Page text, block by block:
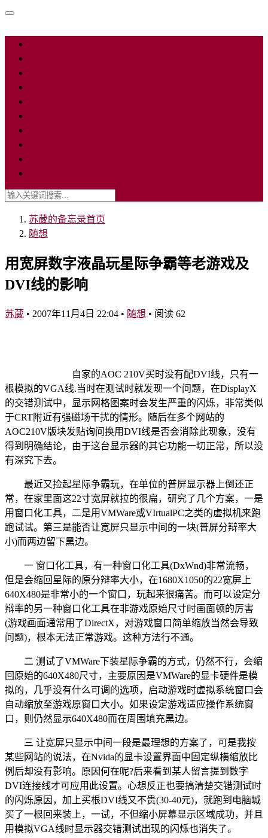
苏葳的备忘录首页
随想
用宽屏数字液晶玩星际争霸等老游戏及
DVI线的影响
苏葳 • 2007年11月4日 22:04 • 随想 • 阅读 62
自家的AOC 210V买时没有配DVI线，只有一
根模拟的VGA线.当时在测试时就发现一个问题，在DisplayX
的交错测试中，显示网格图案时会发生严重的闪烁，非常类似
于CRT附近有强磁场干扰的情形。随后在多个网站的
AOC210V版块发贴询问换用DVI线是否会消除此现象，没有
得到明确结论，由于这台显示器的其它功能一切正常，所以没
有深究下去。
最近又捡起星际争霸玩，在单位的普屏显示器上倒还正
常，在家里面这22寸宽屏就拉的很扁，研究了几个方案，一是
用窗口化工具，二是用VMWare或VIrtualPC之类的虚拟机来跑
跑试试。第三是能否让宽屏只显示中间的一块(普屏分辩率大
小)而两边留下黑边。
一 窗口化工具，有一种窗口化工具(DxWnd)非常流畅，
但是会缩回星际的原分辩率大小，在1680X1050的22宽屏上
640X480是非常小的一个窗口，玩起来很痛苦。而可以设定分
辩率的另一种窗口化工具在非游戏原始尺寸时画面顿的厉害
(游戏画面通常用了DirectX，对游戏窗口简单缩放当然会导致
问题)，根本无法正常游戏。这种方法行不通。
二 测试了VMWare下装星际争霸的方式，仍然不行，会缩
回原始的640X480尺寸，主要原因是VMWare的显卡硬件是模
拟的，几乎没有什么可调的选项，启动游戏时虚拟系统窗口会
自动缩放至游戏原窗口大小。如果设定游戏适应操作系统窗
口，则仍然显示640X480而在周围填充黑边。
三 让宽屏只显示中间一段是最理想的方案了，可是我按
某些网站的说法，在Nvida的显卡设置界面中固定纵横缩放比
例后却没有影响。原因何在呢?后来看到某人留言提到数字
DVI连接线才可应用此设置。心想反正也要搞清楚交错测试时
的闪烁原因，加上买根DVI线又不贵(30-40元)，就跑到电脑城
买了一根回来装上，一试，不但缩小屏幕显示区域成功，并且
用模拟VGA线时显示器交错测试出现的闪烁也消失了。